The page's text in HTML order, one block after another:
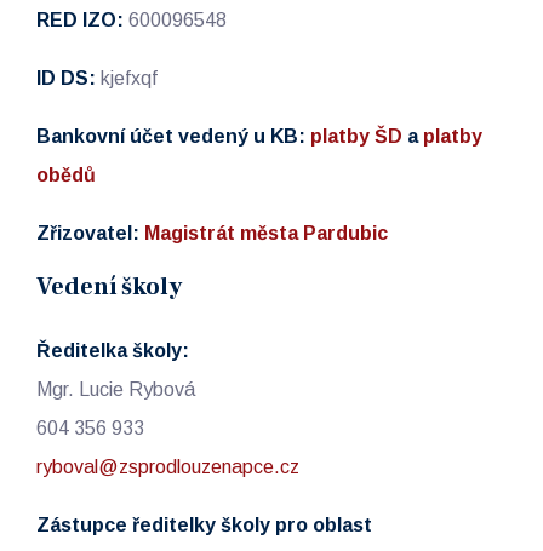
RED IZO: 600096548
ID DS: kjefxqf
Bankovní účet vedený u KB: platby ŠD a platby
obědů
Zřizovatel: Magistrát města Pardubic
Vedení školy
Ředitelka školy:
Mgr. Lucie Rybová
604 356 933
ryboval@zsprodlouzenapce.cz
Zástupce ředitelky školy pro oblast